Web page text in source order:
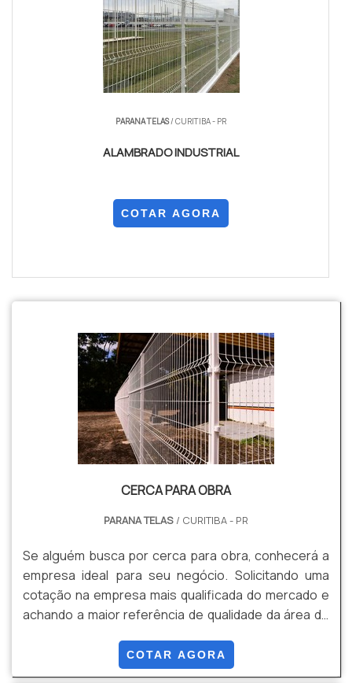
PARANA TELAS/ CURITIBA - PR
ALAMBRADO INDUSTRIAL
COTAR AGORA
CERCA PARA OBRA
PARANA TELAS / CURITIBA - PR
Se alguém busca por cerca para obra, conhecerá a
empresa ideal para seu negócio. Solicitando uma
cotação na empresa mais qualificada do mercado e
achando a maior referência de qualidade da área de
PARA OBRA Quem procura por cerca para obra em
uma empresa altamente qualificada, descobre a
COTAR AGORA